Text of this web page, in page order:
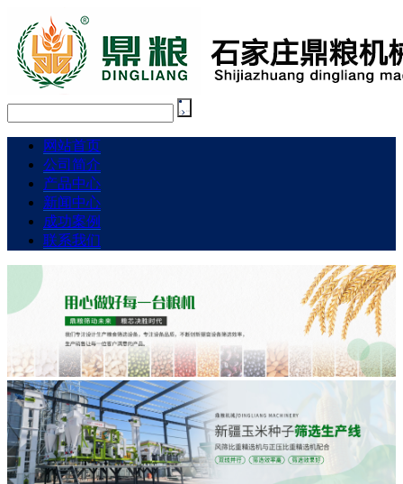
网站首页
公司简介
产品中心
新闻中心
成功案例
联系我们